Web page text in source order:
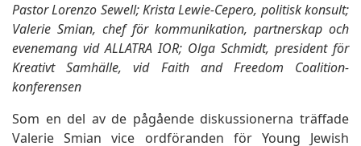
Pastor Lorenzo Sewell; Krista Lewie-Cepero, politisk konsult;
Valerie Smian, chef för kommunikation, partnerskap och
evenemang vid ALLATRA IOR; Olga Schmidt, president för
Kreativt Samhälle, vid Faith and Freedom Coalition-
konferensen
Som en del av de pågående diskussionerna träffade
Valerie Smian vice ordföranden för Young Jewish